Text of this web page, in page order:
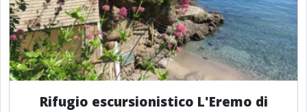
Rifugio escursionistico L'Eremo di